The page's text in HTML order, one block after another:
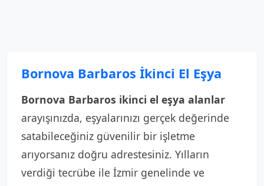
Bornova Barbaros İkinci El Eşya
Bornova Barbaros ikinci el eşya alanlar
arayışınızda, eşyalarınızı gerçek değerinde
satabileceğiniz güvenilir bir işletme
arıyorsanız doğru adrestesiniz. Yılların
verdiği tecrübe ile İzmir genelinde ve